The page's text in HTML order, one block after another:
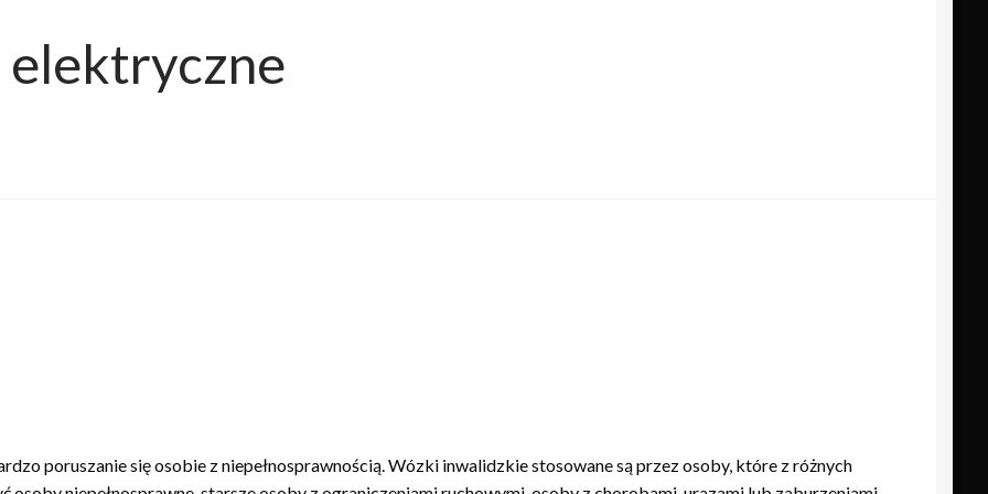
poruszanie się osobie z niepełnosprawnością. Wózki inwalidzkie stosowane są przez osoby, które z różnych